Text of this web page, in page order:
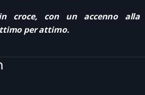
croce, con un accenno alla
per attimo.